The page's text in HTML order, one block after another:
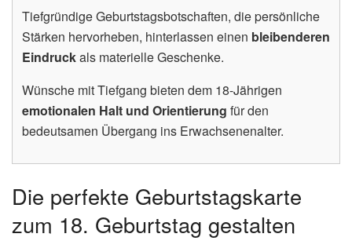
Tiefgründige Geburtstagsbotschaften, die persönliche
Stärken hervorheben, hinterlassen einen bleibenderen
Eindruckals materielle Geschenke.
Wünsche mit Tiefgang bieten dem 18-Jährigen
emotionalen Halt und Orientierung für den
bedeutsamen Übergang ins Erwachsenenalter.
Die perfekte Geburtstagskarte
zum 18. Geburtstag gestalten